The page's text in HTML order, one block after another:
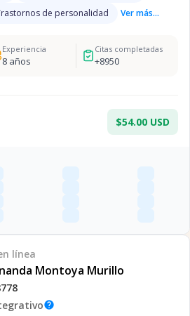
de personalidad Ver más...
Experiencia
8años
Citas completadas
+8950
$54.00 USD
línea
Montoya Murillo
help